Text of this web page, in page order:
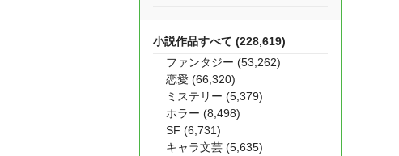
小説作品すべて (228,619)
ファンタジー (53,262)
恋愛 (66,320)
ミステリー (5,379)
ホラー (8,498)
SF (6,731)
キャラ文芸 (5,635)